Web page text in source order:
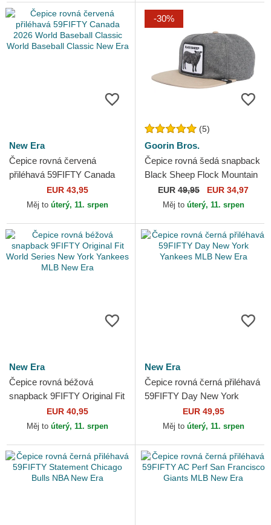
New Era
Čepice rovná červená
přiléhavá 59FIFTY Canada
2026 World Baseball Classic
World Baseball Classic...
EUR 43,95
Měj to úterý, 11. srpen
-30%
(5)
Goorin Bros.
Čepice rovná šedá snapback
Black Sheep Flock Mountain
The Farm Flats The Farm
Goorin Bros.
EUR 49,95 EUR 34,97
Měj to úterý, 11. srpen
New Era
Čepice rovná béžová
snapback 9FIFTY Original Fit
World Series New York
Yankees MLB New Era
EUR 40,95
Měj to úterý, 11. srpen
New Era
Čepice rovná černá přiléhavá
59FIFTY Day New York
Yankees MLB New Era
EUR 49,95
Měj to úterý, 11. srpen